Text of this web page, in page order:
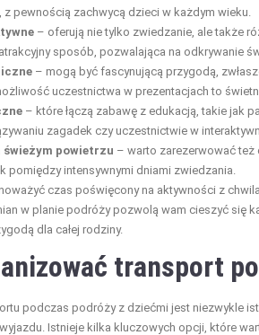
pewnością zachwycą dzieci w każdym wieku.
– oferują nie tylko zwiedzanie, ale także
sposób, pozwalająca na odkrywanie
– mogą być fascynującą przygodą,
uczestnictwa w prezentacjach to
– które łączą zabawę z edukacją, takie jak
zagadek czy uczestnictwie w
świeżym powietrzu – warto zarezerwować też
pomiędzy intensywnymi dniami zwiedzania.
czas poświęcony na aktywności z
w planie podróży pozwolą wam cieszyć się
dla całej rodziny.
transport
podczas podróży z dziećmi jest niezwykle
Istnieje kilka kluczowych opcji, które